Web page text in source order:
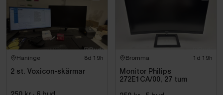
Haninge 8d 19h
2 st. Voxicon-skärmar
Bromma 1d 19h
Monitor Philips
272E1CA/00, 27 tum